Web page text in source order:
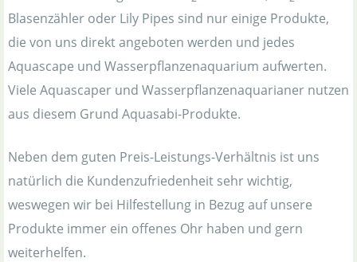
Blasenzähler oder Lily Pipes sind nur einige Produkte,
die von uns direkt angeboten werden und jedes
Aquascape und Wasserpflanzenaquarium aufwerten.
Viele Aquascaper und Wasserpflanzenaquarianer nutzen
aus diesem Grund Aquasabi-Produkte.
Neben dem guten Preis-Leistungs-Verhältnis ist uns
natürlich die Kundenzufriedenheit sehr wichtig,
weswegen wir bei Hilfestellung in Bezug auf unsere
Produkte immer ein offenes Ohr haben und gern
weiterhelfen.